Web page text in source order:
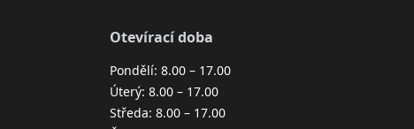
Otevírací doba
Pondělí: 8.00 – 17.00
Úterý: 8.00 – 17.00
Středa: 8.00 – 17.00